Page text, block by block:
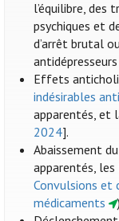
l’équilibre, des
psychiques et
d’arrêt brutal
Effets
indésirables
apparentés, et
2024].
Abaissement
apparentés, les
Convulsions et
médicaments